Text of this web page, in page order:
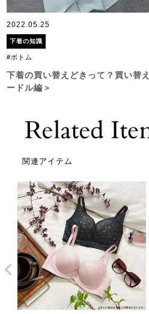
2022.05.25
下着の知識
#ボトム
下着の買い替えどきって？買い替
ードル編＞
関連アイテム